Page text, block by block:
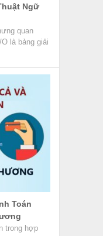
Ngữ
quan
là bảng giải
Toán
trong hợp